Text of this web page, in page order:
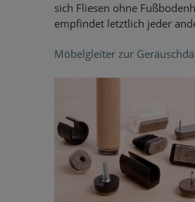
sich Fliesen ohne
empfindet letztlich jeder
Möbelgleiter zur